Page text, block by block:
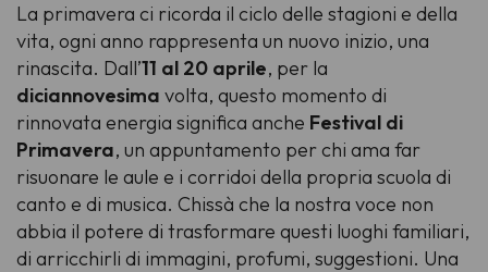
La primavera ci ricorda il ciclo delle stagioni e della
vita, ogni anno rappresenta un nuovo inizio, una
rinascita. Dall’11 al 20 aprile, per la
diciannovesima volta, questo momento di
rinnovata energia significa anche Festival di
Primavera, un appuntamento per chi ama far
risuonare le aule e i corridoi della propria scuola di
canto e di musica. Chissà che la nostra voce non
abbia il potere di trasformare questi luoghi familiari,
di arricchirli di immagini, profumi, suggestioni. Una